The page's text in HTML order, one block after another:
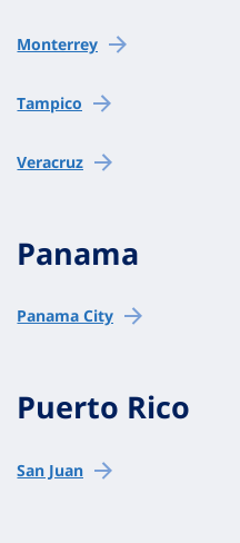
Monterrey
Tampico
Veracruz
Panama
Panama City
Puerto Rico
San Juan